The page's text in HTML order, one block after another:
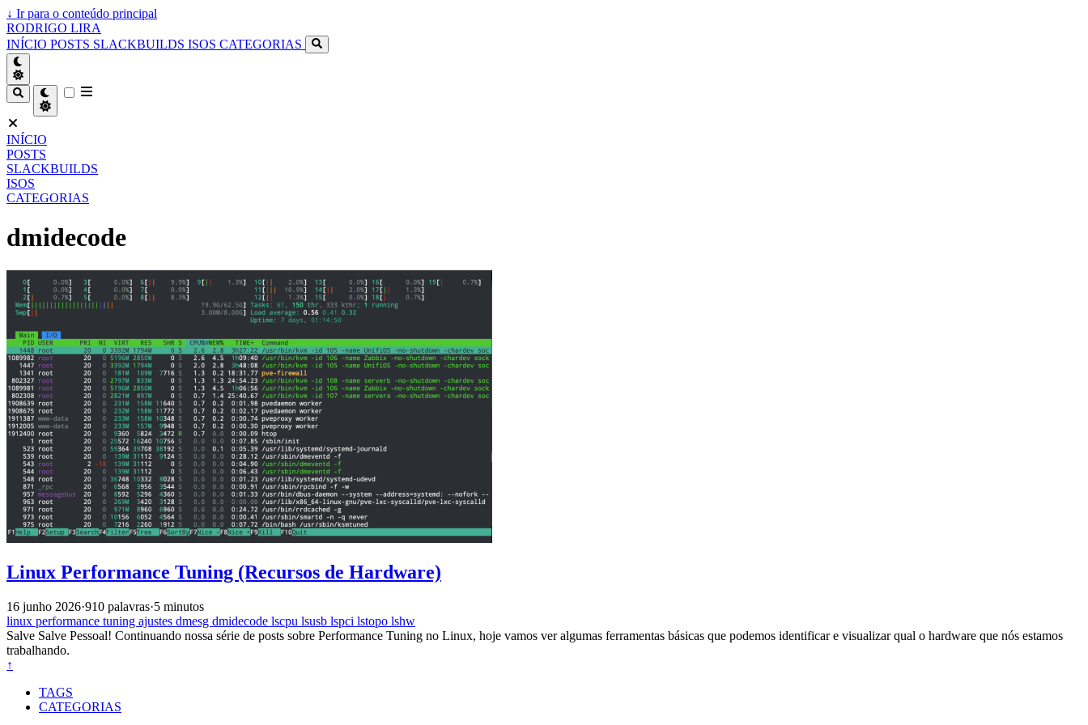
↓ Ir para o conteúdo principal
RODRIGO LIRA
INÍCIO POSTS SLACKBUILDS ISOS CATEGORIAS
INÍCIO
POSTS
SLACKBUILDS
ISOS
CATEGORIAS
dmidecode
Linux Performance Tuning (Recursos de Hardware)
16 junho 2026·910 palavras·5 minutos
linux performance tuning ajustes dmesg dmidecode lscpu lsusb lspci lstopo lshw
Salve Salve Pessoal! Continuando nossa série de posts sobre Performance Tuning no Linux, hoje vamos ver algumas ferramentas básicas que podemos identificar e visualizar qual o hardware que nós estamos
trabalhando.
↑
TAGS
CATEGORIAS